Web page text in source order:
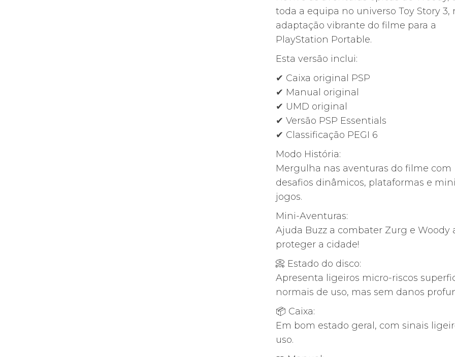
original
era:
20,00€.
15,22€.
toda a equipa no universo Toy Story 3,
adaptação vibrante do filme para a
PlayStation Portable.
Esta versão inclui:
✔ Caixa original PSP
✔ Manual original
✔ UMD original
✔ Versão PSP Essentials
✔ Classificação PEGI 6
Modo História:
Mergulha nas aventuras do filme com
desafios dinâmicos, plataformas e
jogos.
Mini-Aventuras:
Ajuda Buzz a combater Zurg e Woody
proteger a cidade!
📀 Estado do disco:
Apresenta ligeiros micro-riscos
normais de uso, mas sem danos
📦 Caixa:
Em bom estado geral, com sinais
uso.